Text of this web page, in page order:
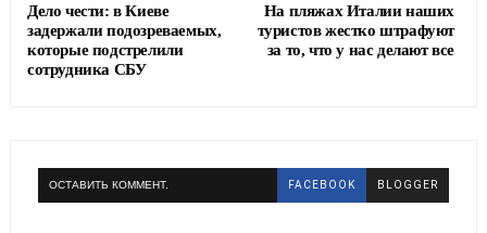
На пляжах Италии наших
туристов жестко штрафуют
за то, что у нас делают все
Дело чести: в Киеве
задержали подозреваемых,
которые подстрелили
сотрудника СБУ
ОСТАВИТЬ КОММЕНТ. FACEBOOK BLOGGER